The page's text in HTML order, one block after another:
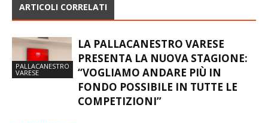
ARTICOLI CORRELATI
PALLACANESTRO
VARESE
LA PALLACANESTRO VARESE
PRESENTA LA NUOVA STAGIONE:
“VOGLIAMO ANDARE PIÙ IN
FONDO POSSIBILE IN TUTTE LE
COMPETIZIONI”